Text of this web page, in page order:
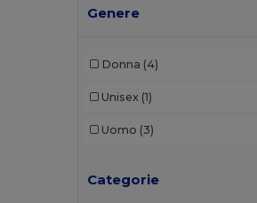
Genere
Donna (4)
Unisex (1)
Uomo (3)
Categorie